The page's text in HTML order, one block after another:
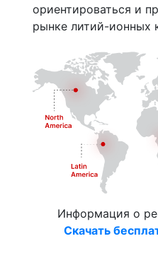
ориентироваться и
рынке литий-ионных
Информация о
Скачать